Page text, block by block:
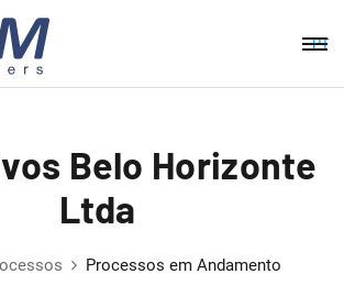
PT
Belo Horizonte
Ltda
Processos em Andamento